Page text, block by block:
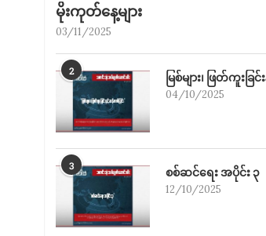
မိုးကုတ်​နေ့များ
03/11/2025
2 မြစ်များ၊ ဖြတ်ကူးခ
04/10/2025
3 စစ်ဆင်ရေး အပိုင်း ၃
12/10/2025